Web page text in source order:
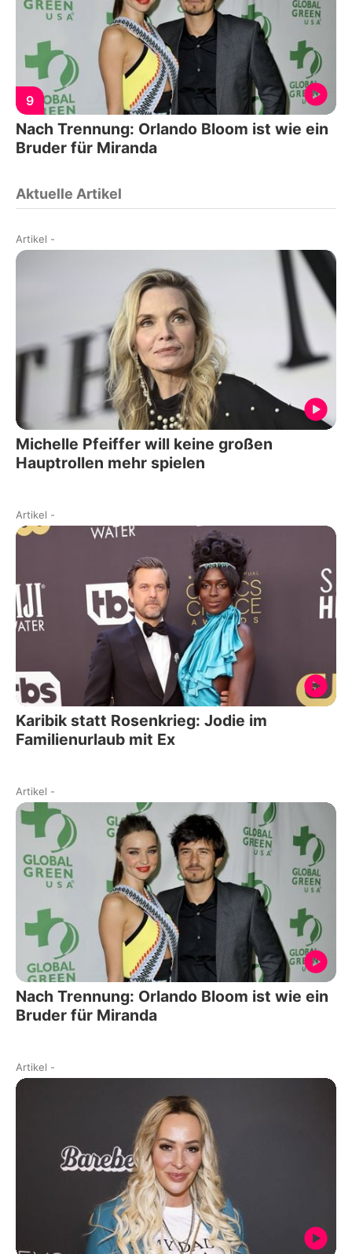
9
Nach Trennung: Orlando Bloom ist wie ein
Bruder für Miranda
Aktuelle Artikel
Artikel -
Michelle Pfeiffer will keine großen
Hauptrollen mehr spielen
Artikel -
Karibik statt Rosenkrieg: Jodie im
Familienurlaub mit Ex
Artikel -
Nach Trennung: Orlando Bloom ist wie ein
Bruder für Miranda
Artikel -